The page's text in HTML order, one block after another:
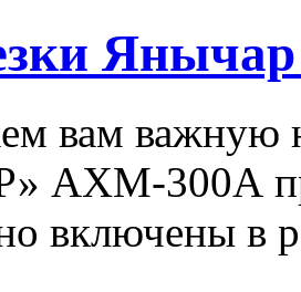
Янычар
вам важную
АХМ-300А
включены в